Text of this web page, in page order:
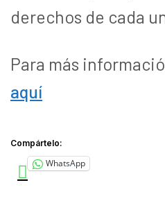
derechos de cada
Para más
aquí
Compártelo:
WhatsApp